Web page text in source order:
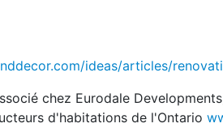
climatique affectera-t-il
réchauffement
ideas/articles/
chez Eurodale
d'habitations de l'Ontario